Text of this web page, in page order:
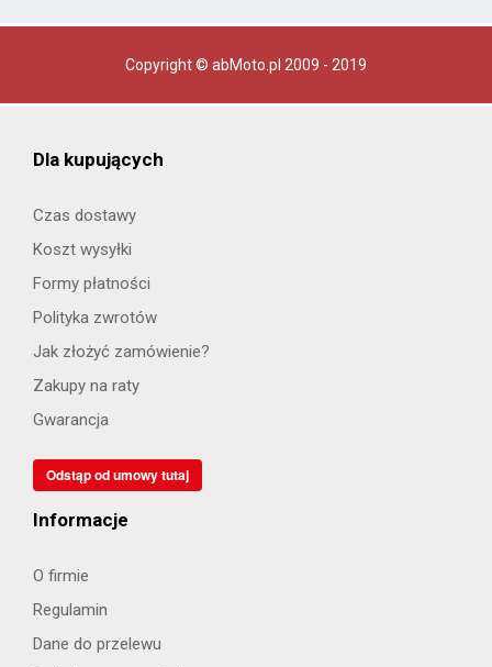
Copyright © abMoto.pl 2009 - 2019
Dla kupujących
Czas dostawy
Koszt wysyłki
Formy płatności
Polityka zwrotów
Jak złożyć zamówienie?
Zakupy na raty
Gwarancja
Odstąp od umowy tutaj
Informacje
O firmie
Regulamin
Dane do przelewu